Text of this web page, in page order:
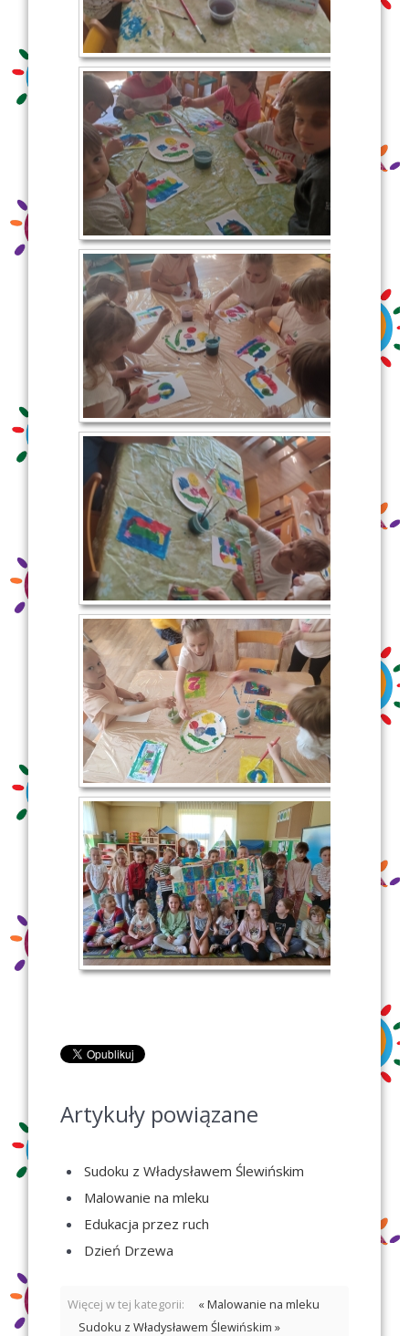
Artykuły powiązane
Sudoku z Władysławem Ślewińskim
Malowanie na mleku
Edukacja przez ruch
Dzień Drzewa
Więcej w tej kategorii:
« Malowanie na mleku
Sudoku z Władysławem Ślewińskim »